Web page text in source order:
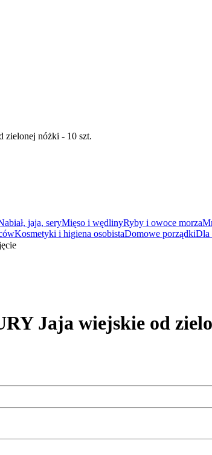
jaja, seryMięso i wędlinyRyby i owoce morza
Kosmetyki i higiena osobistaDomowe porządkiDla
nóżki - 10 szt.
Jaja wiejskie od